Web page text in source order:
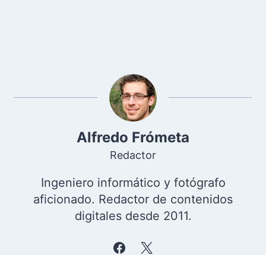
Alfredo Frómeta
Redactor
Ingeniero informático y fotógrafo
aficionado. Redactor de contenidos
digitales desde 2011.